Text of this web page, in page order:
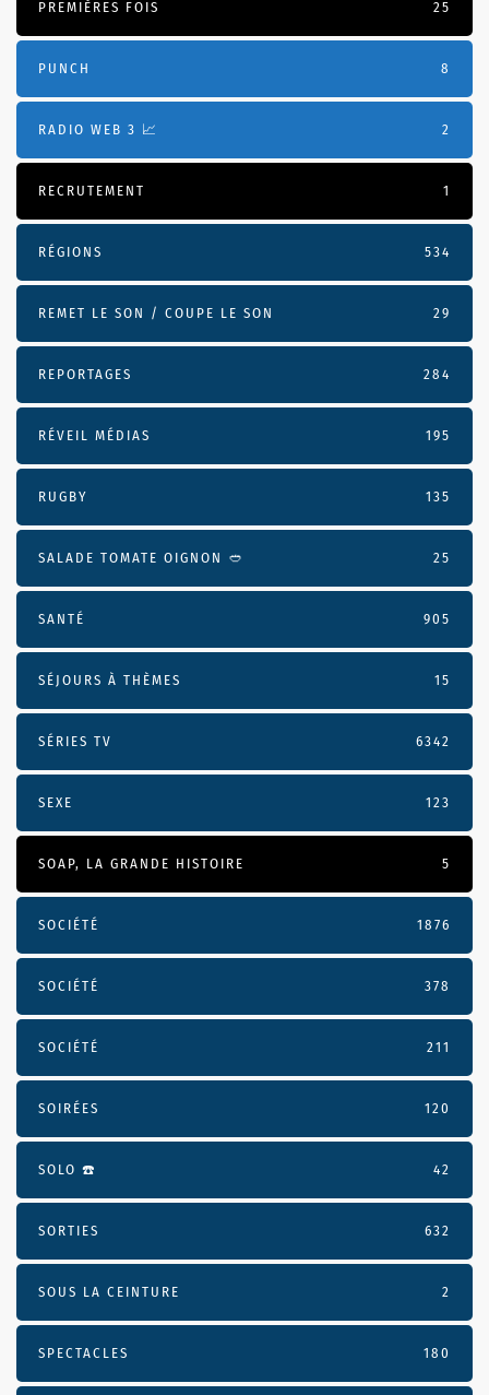
PREMIÈRES FOIS 25
PUNCH 8
RADIO WEB 3 📈 2
RECRUTEMENT 1
RÉGIONS 534
REMET LE SON / COUPE LE SON 29
REPORTAGES 284
RÉVEIL MÉDIAS 195
RUGBY 135
SALADE TOMATE OIGNON 🥙 25
SANTÉ 905
SÉJOURS À THÈMES 15
SÉRIES TV 6342
SEXE 123
SOAP, LA GRANDE HISTOIRE 5
SOCIÉTÉ 1876
SOCIÉTÉ 378
SOCIÉTÉ 211
SOIRÉES 120
SOLO ☎️ 42
SORTIES 632
SOUS LA CEINTURE 2
SPECTACLES 180